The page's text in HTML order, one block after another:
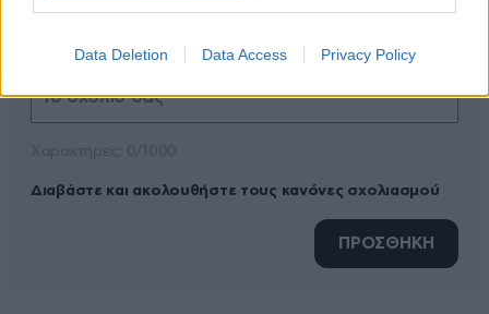
Data Deletion Data Access Privacy Policy
Διαβάστε και ακολουθήστε τους κανόνες σχολιασμού
ΠΡΟΣΘΗΚΗ